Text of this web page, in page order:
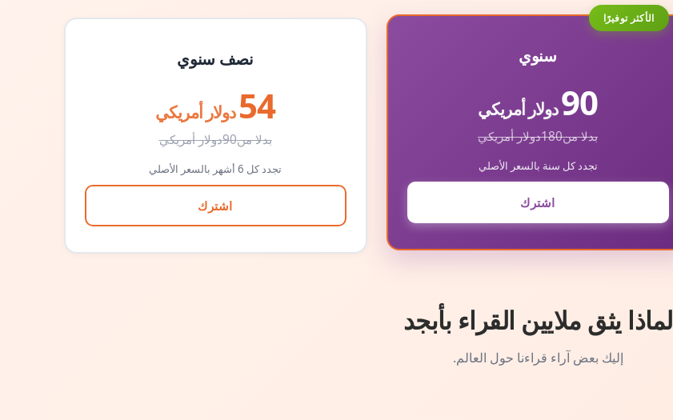
الأكثر توفيرًا
سنوي
90دولار أمريكي
بدلا من180دولار أمريكي
تجدد كل سنة بالسعر الأصلي
اشترك
نصف سنوي
54 دولار أمريكي
بدلا من90دولار أمريكي
تجدد كل 6 أشهر بالسعر الأصلي
اشترك
لماذا يثق ملايين القراء بأبجد
إليك بعض آراء قراءنا حول العالم.